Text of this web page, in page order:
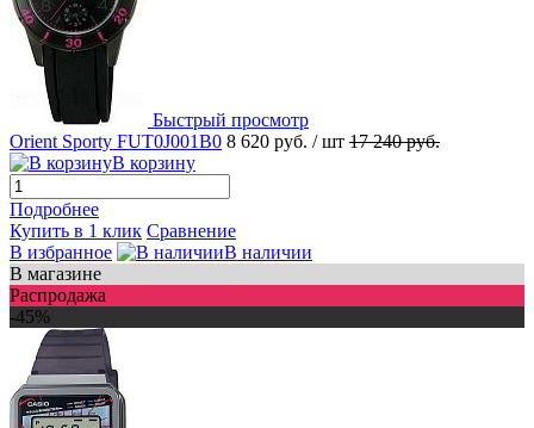
Быстрый просмотр
Orient Sporty FUT0J001B0 8 620 руб. / шт 17 240 руб.
В корзину
Подробнее
Купить в 1 клик Сравнение
В избранное
В наличии
В магазине
Распродажа
-45%